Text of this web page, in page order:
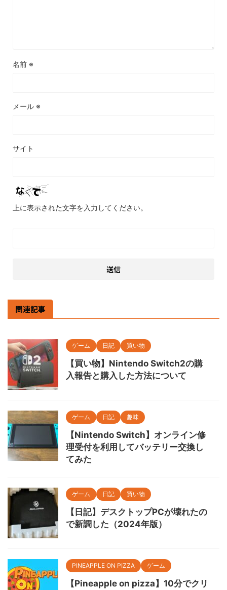
名前 ※
メール ※
サイト
上に表示された文字を入力してください。
関連記事
ゲーム 日記 買い物
【買い物】Nintendo Switch2の購
入報告と購入した方法について
ゲーム 日記 趣味
【Nintendo Switch】オンライン修
理受付を利用してバッテリー交換し
てみた
ゲーム 日記 買い物
【日記】デスクトップPCが壊れたの
で新調した（2024年版）
PINEAPPLE ON PIZZA ゲーム
【Pineapple on pizza】10分でクリ